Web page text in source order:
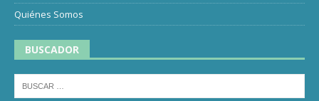
Quiénes Somos
BUSCADOR